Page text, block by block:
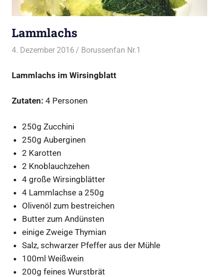
Lammlachs
4. Dezember 2016 Borussenfan Nr.1
Lammlachs im Wirsingblatt
Zutaten: 4 Personen
250g Zucchini
250g Auberginen
2 Karotten
2 Knoblauchzehen
4 große Wirsingblätter
4 Lammlachse a 250g
Olivenöl zum bestreichen
Butter zum Andünsten
einige Zweige Thymian
Salz, schwarzer Pfeffer aus der Mühle
100ml Weißwein
200g feines Wurstbrät